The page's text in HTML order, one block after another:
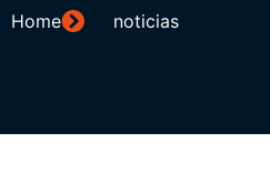
Home noticias